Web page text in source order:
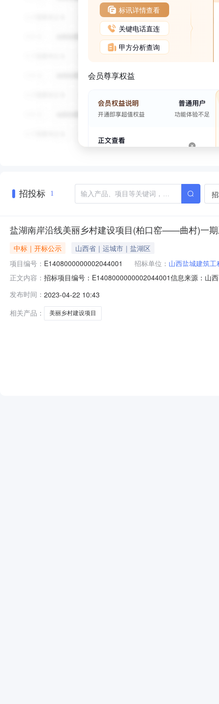
标讯详情查看
关键电话直连
甲方分析查询
会员尊享权益
招投标 1
盐湖南岸沿线美丽乡村建设项目(柏口窑——曲村)一
中标｜开标公示
山西省｜运城市｜盐湖区
项目编号： E1408000000002044001 招标单位： 山西盐城建筑
正文内容： 招标项目编号：E1408000000002044001信息来源：山
标保证金额投标文件递交时间山西盐城建筑工程有限公
发布时间： 2023-04-22 10:43
相关产品：
美丽乡村建设项目